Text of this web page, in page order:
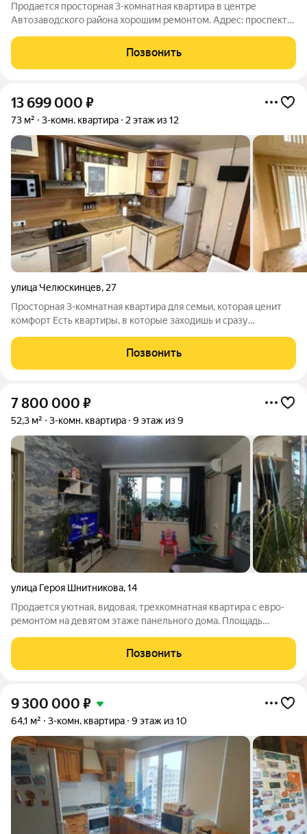
Продается просторная 3-комнатная квартира в центре
Автозаводского района хорошим ремонтом. Адрес: проспект
метра Этаж: 4 (последний никаких соседей сверху) Площадь:
общая 81,1 м, жилая 53,7 м
Позвонить
13 699 000 ₽
73 м² 3-комн. квартира 2 этаж из 12
улица Челюскинцев, 27
Просторная 3-комнатная квартира для семьи, которая ценит
комфорт Есть квартиры, в которые заходишь и сразу
вниманию просторную 3-комнатную квартиру площадью 73 м,
расположенную на 2 этаже 9-этажного
Позвонить
7 800 000 ₽
52,3 м² 3-комн. квартира 9 этаж из 9
улица Героя Шнитникова,14
Продается уютная, видовая, трехкомнатная квартира с евро-
ремонтом на девятом этаже панельного дома. Площадь
лоджия полностью утеплена и используется как рабочее
место - кабинет! Год постройки
Позвонить
9 300 000 ₽
64,1 м² 3-комн. квартира 9 этаж из 10